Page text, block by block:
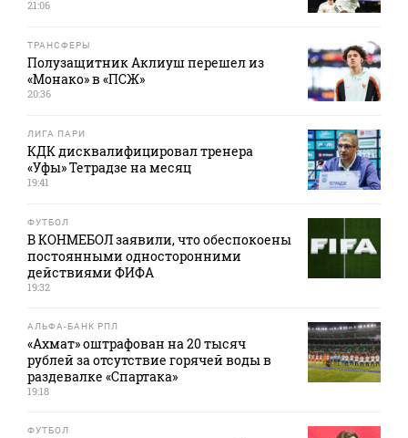
21:06
ТРАНСФЕРЫ
Полузащитник Аклиуш перешел из
«Монако» в «ПСЖ»
20:36
ЛИГА ПАРИ
КДК дисквалифицировал тренера
«Уфы» Тетрадзе на месяц
19:41
ФУТБОЛ
В КОНМЕБОЛ заявили, что обеспокоены
постоянными односторонними
действиями ФИФА
19:32
АЛЬФА-БАНК РПЛ
«Ахмат» оштрафован на 20 тысяч
рублей за отсутствие горячей воды в
раздевалке «Спартака»
19:18
ФУТБОЛ